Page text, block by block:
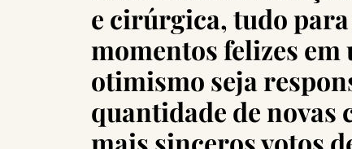
e cirúrgica, tudo
momentos felizes em
otimismo seja
quantidade de novas
mais sinceros votos